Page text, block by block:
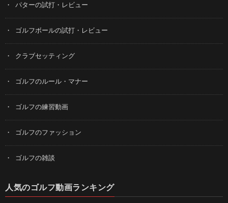
パターの試打・レビュー
ゴルフボールの試打・レビュー
クラブセッティング
ゴルフのルール・マナー
ゴルフの練習動画
ゴルフのファッション
ゴルフの雑談
人気のゴルフ動画ランキング